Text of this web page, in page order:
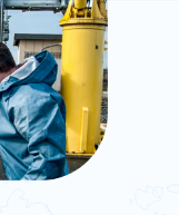
Факты и цифры